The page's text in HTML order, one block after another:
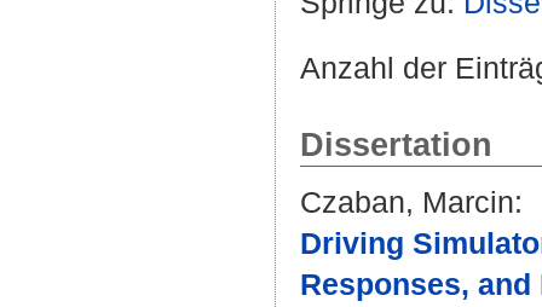
Anzahl der
Dissertation
Czaban, Marcin:
Driving
Responses,